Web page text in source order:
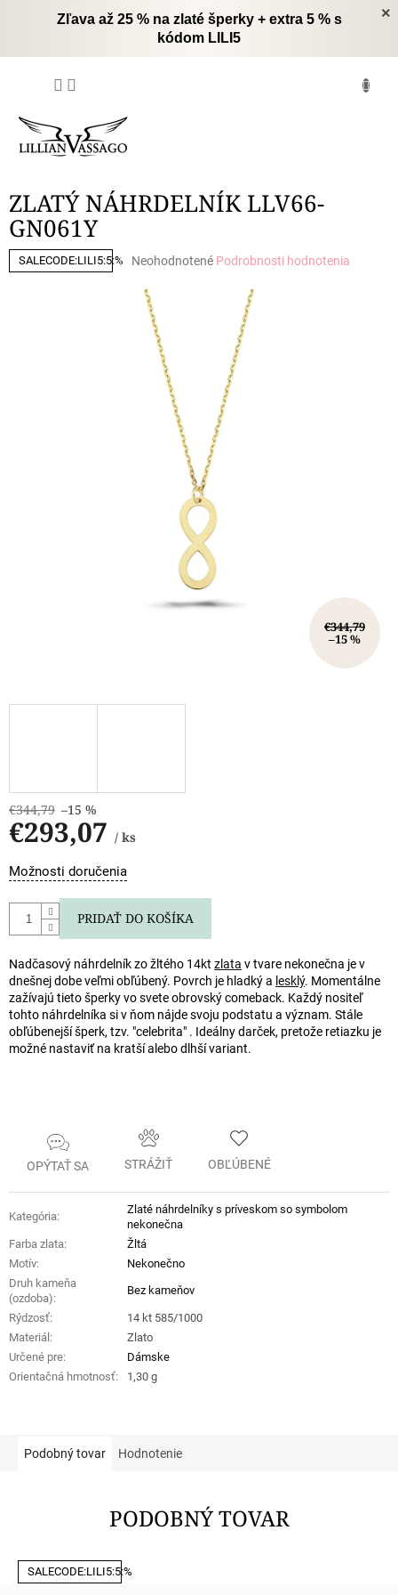
×
Zľava až 25 % na zlaté šperky + extra 5 % s
kódom LILI5
ZLATÝ NÁHRDELNÍK LLV66-
GN061Y
SALECODE:LILI5:5:%
Priemerné
produktu
hviezdičiek.
Neohodnotené Podrobnosti hodnotenia
€344,79
–15 %
€344,79 –15 %
€293,07 / ks
Jednotková
cena:
Možnosti doručenia
PRIDAŤ DO KOŠÍKA
Nadčasový náhrdelník zo žltého 14kt zlata v tvare nekonečna je v
dnešnej dobe veľmi obľúbený. Povrch je hladký a lesklý. Momentálne
zažívajú tieto šperky vo svete obrovský comeback. Každý nositeľ
tohto náhrdelníka si v ňom nájde svoju podstatu a význam. Stále
obľúbenejší šperk, tzv. "celebrita" . Ideálny darček, pretože retiazku je
možné nastaviť na kratší alebo dlhší variant.
OPÝTAŤ SA STRÁŽIŤ OBĽÚBENÉ
Kategória:
Zlaté náhrdelníky s príveskom so symbolom
nekonečna
Farba zlata:
Žltá
Motív:
Nekonečno
Druh kameňa
(ozdoba):
Bez kameňov
Rýdzosť:
14 kt 585/1000
Materiál :
Zlato
Určené pre:
Dámske
Orientačná hmotnosť: 1,30 g
Podobný tovar Hodnotenie
PODOBNÝ TOVAR
SALECODE:LILI5:5:%